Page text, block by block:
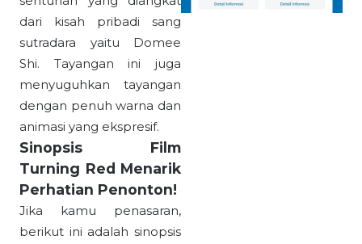
dari kisah pribadi sang
sutradara yaitu Domee
Shi. Tayangan ini juga
menyuguhkan tayangan
dengan penuh warna dan
animasi yang ekspresif.
Sinopsis Film
Turning Red Menarik
Perhatian Penonton!
Jika kamu penasaran,
berikut ini adalah sinopsis